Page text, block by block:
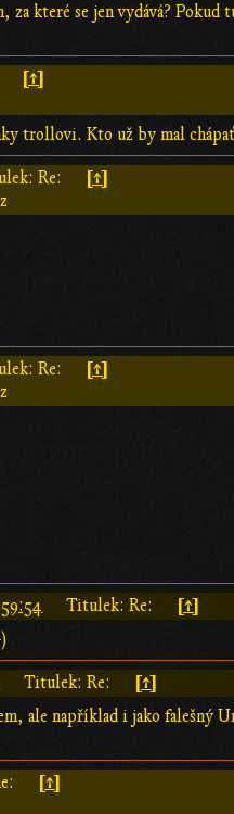
které se jen vydává? Pokud
[↑]
trollovi. Kto už by mal
Re: [↑]
Re: [↑]
Titulek: Re: [↑]
Titulek: Re: [↑]
ale například i jako falešný
[↑]